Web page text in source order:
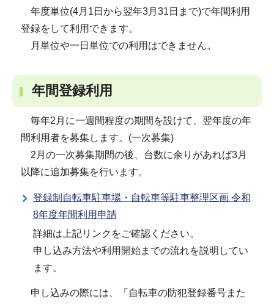
年度単位(4月1日から翌年3月31日まで)で年間利用
登録をして利用できます。
月単位や一日単位での利用はできません。
年間登録利用
毎年2月に一週間程度の期間を設けて、翌年度の年
間利用者を募集します。(一次募集)
2月の一次募集期間の後、台数に余りがあれば3月
以降に追加募集を行います。
登録制自転車駐車場・自転車等駐車整理区画 令和
8年度年間利用申請
詳細は上記リンクをご確認ください。
申し込み方法や利用開始までの流れを説明してい
ます。
申し込みの際には、「自転車の防犯登録番号また